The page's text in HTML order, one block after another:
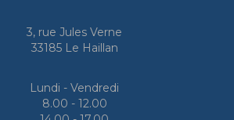
3, rue Jules Verne
33185 Le Haillan
Lundi - Vendredi
8.00 - 12.00